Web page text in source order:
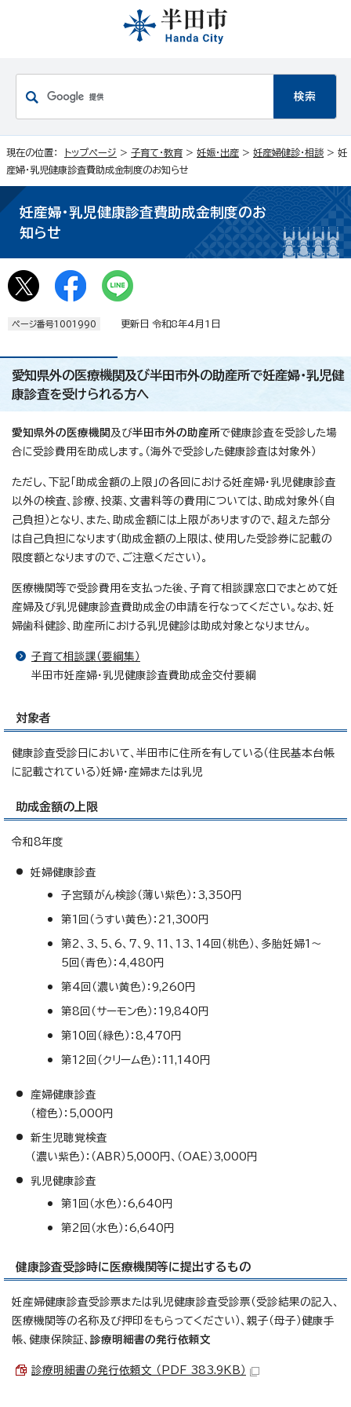
現在の位置： トップページ > 子育て・教育 > 妊娠・出産 > 妊産婦健診・相談 > 妊
産婦・乳児健康診査費助成金制度のお知らせ
妊産婦・乳児健康診査費助成金制度のお
知らせ
ページ番号1001990 更新日 令和8年4月1日
愛知県外の医療機関及び半田市外の助産所で妊産婦・乳児健
康診査を受けられる方へ
愛知県外の医療機関 及び半田市外の助産所で健康診査を受診した場
合に受診費用を助成します。（海外で受診した健康診査は対象外）
ただし、下記「助成金額の上限」の各回における妊産婦・乳児健康診査
以外の検査、診療、投薬、文書料等の費用については、助成対象外（自
己負担）となり、また、助成金額には上限がありますので、超えた部分
は自己負担になります（助成金額の上限は、使用した受診券に記載の
限度額となりますので、ご注意ください）。
医療機関等で受診費用を支払った後、子育て相談課窓口でまとめて妊
産婦及び乳児健康診査費助成金の申請を行なってください。なお、妊
婦歯科健診、助産所における乳児健診は助成対象となりません。
子育て相談課（要綱集）
半田市妊産婦・乳児健康診査費助成金交付要綱
対象者
健康診査受診日において、半田市に住所を有している（住民基本台帳
に記載されている）妊婦・産婦または乳児
助成金額の上限
令和8年度
妊婦健康診査
子宮頸がん検診（薄い紫色）：3,350円
第1回（うすい黄色）：21,300円
第2、3、5、6、7、9、11、13、14回（桃色）、多胎妊婦1～
5回（青色）：4,480円
第4回（濃い黄色）：9,260円
第8回（サーモン色）：19,840円
第10回（緑色）：8,470円
第12回（クリーム色）：11,140円
産婦健康診査
（橙色）：5,000円
新生児聴覚検査
（濃い紫色）：（ABR）5,000円、（OAE）3,000円
乳児健康診査
第1回（水色）：6,640円
第2回（水色）：6,640円
健康診査受診時に医療機関等に提出するもの
妊産婦健康診査受診票または乳児健康診査受診票（受診結果の記入、
医療機関等の名称及び押印をもらってください）、親子（母子）健康手
帳、健康保険証、 診療明細書の発行依頼文
診療明細書の発行依頼文 （PDF 383.9KB）